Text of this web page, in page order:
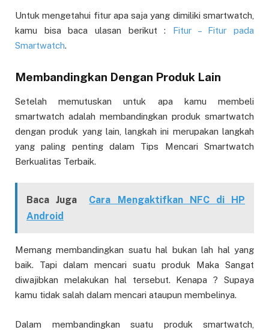
Untuk mengetahui fitur apa saja yang dimiliki smartwatch,
kamu bisa baca ulasan berikut : Fitur – Fitur pada
Smartwatch.
Membandingkan Dengan Produk Lain
Setelah memutuskan untuk apa kamu membeli
smartwatch adalah membandingkan produk smartwatch
dengan produk yang lain, langkah ini merupakan langkah
yang paling penting dalam Tips Mencari Smartwatch
Berkualitas Terbaik.
Baca Juga
Cara Mengaktifkan NFC di HP
Android
Memang membandingkan suatu hal bukan lah hal yang
baik. Tapi dalam mencari suatu produk Maka Sangat
diwajibkan melakukan hal tersebut. Kenapa ? Supaya
kamu tidak salah dalam mencari ataupun membelinya.
Dalam membandingkan suatu produk smartwatch,